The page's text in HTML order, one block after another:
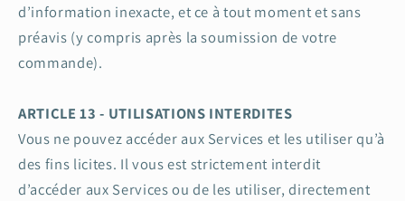
d’information inexacte, et ce à tout moment et sans
préavis (y compris après la soumission de votre
commande).
ARTICLE 13 - UTILISATIONS INTERDITES
Vous ne pouvez accéder aux Services et les utiliser qu’à
des fins licites. Il vous est strictement interdit
d’accéder aux Services ou de les utiliser, directement